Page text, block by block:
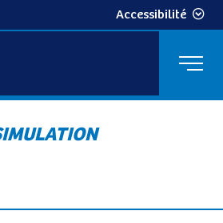
Accessibilité